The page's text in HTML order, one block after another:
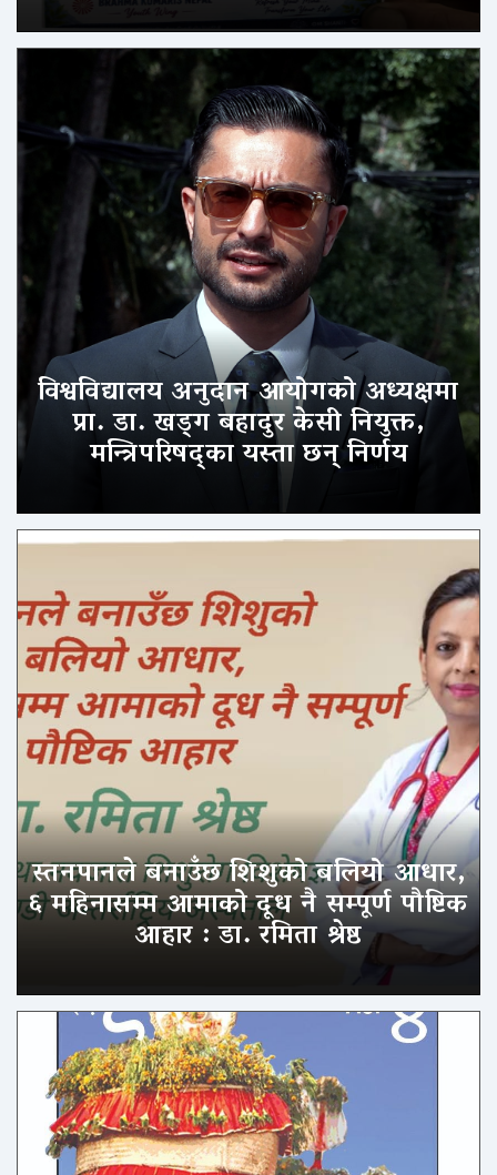
विश्वविद्यालय अनुदान आयोगको अध्यक्षमा
प्रा. डा. खड्ग बहादुर केसी नियुक्त,
मन्त्रिपरिषद्का यस्ता छन् निर्णय
स्तनपानले बनाउँछ शिशुको बलियो आधार,
६ महिनासम्म आमाको दूध नै सम्पूर्ण पौष्टिक
आहार : डा. रमिता श्रेष्ठ